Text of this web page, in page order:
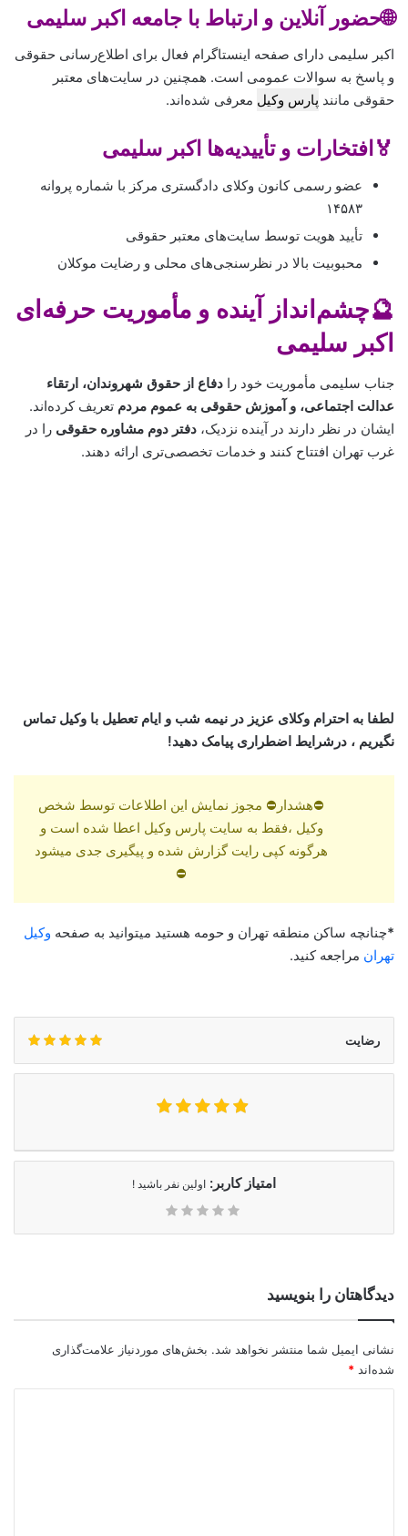
🌐حضور آنلاین و ارتباط با جامعه اکبر سلیمی
اکبر سلیمی دارای صفحه اینستاگرام فعال برای اطلاع‌رسانی حقوقی
و پاسخ به سوالات عمومی است. همچنین در سایت‌های معتبر
حقوقی مانند پارس وکیل معرفی شده‌اند.
🏅افتخارات و تأییدیه‌ها اکبر سلیمی
عضو رسمی کانون وکلای دادگستری مرکز با شماره پروانه
۱۴۵۸۳
تأیید هویت توسط سایت‌های معتبر حقوقی
محبوبیت بالا در نظرسنجی‌های محلی و رضایت موکلان
🔮چشم‌انداز آینده و مأموریت حرفه‌ای
اکبر سلیمی
جناب سلیمی مأموریت خود را دفاع از حقوق شهروندان، ارتقاء
عدالت اجتماعی، و آموزش حقوقی به عموم مردم تعریف کرده‌اند.
ایشان در نظر دارند در آینده نزدیک، دفتر دوم مشاوره حقوقی را در
غرب تهران افتتاح کنند و خدمات تخصصی‌تری ارائه دهند.
لطفا به احترام وکلای عزیز در نیمه شب و ایام تعطیل با وکیل تماس
نگیریم ، درشرایط اضطراری پیامک دهید!
⛔هشدار⛔ مجوز نمایش این اطلاعات توسط شخص
وکیل ،فقط به سایت پارس وکیل اعطا شده است و
هرگونه کپی رایت گزارش شده و پیگیری جدی میشود
⛔
*چنانچه ساکن منطقه تهران و حومه هستید میتوانید به صفحه وکیل
تهران مراجعه کنید.
رضایت
امتیاز کاربر: اولین نفر باشید !
دیدگاهتان را بنویسید
نشانی ایمیل شما منتشر نخواهد شد. بخش‌های موردنیاز علامت‌گذاری
شده‌اند *